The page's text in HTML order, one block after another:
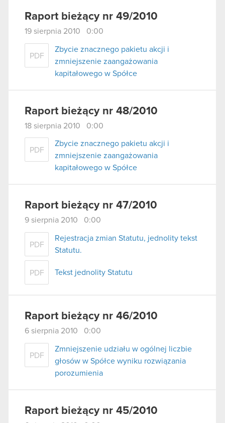
Raport bieżący nr 49/2010
19 sierpnia 2010 0:00
PDF
Zbycie znacznego pakietu akcji i
zmniejszenie zaangażowania
kapitałowego w Spółce
Raport bieżący nr 48/2010
18 sierpnia 2010 0:00
PDF
Zbycie znacznego pakietu akcji i
zmniejszenie zaangażowania
kapitałowego w Spółce
Raport bieżący nr 47/2010
9 sierpnia 2010 0:00
PDF
Rejestracja zmian Statutu, jednolity tekst
Statutu.
PDF Tekst jednolity Statutu
Raport bieżący nr 46/2010
6 sierpnia 2010 0:00
PDF
Zmniejszenie udziału w ogólnej liczbie
głosów w Spółce wyniku rozwiązania
porozumienia
Raport bieżący nr 45/2010